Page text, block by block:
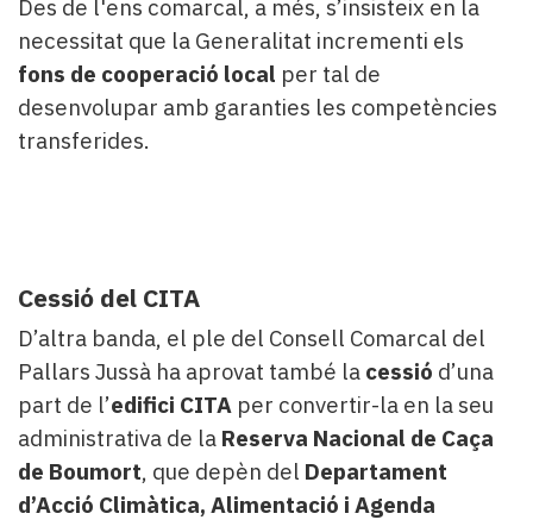
Des de l'ens comarcal, a més, s’insisteix en la
necessitat que la Generalitat incrementi els
fons de cooperació local per tal de
desenvolupar amb garanties les competències
transferides.
Cessió del CITA
D’altra banda, el ple del Consell Comarcal del
Pallars Jussà ha aprovat també la cessió d’una
part de l’edifici CITA per convertir-la en la seu
administrativa de la Reserva Nacional de Caça
de Boumort, que depèn del Departament
d’Acció Climàtica, Alimentació i Agenda